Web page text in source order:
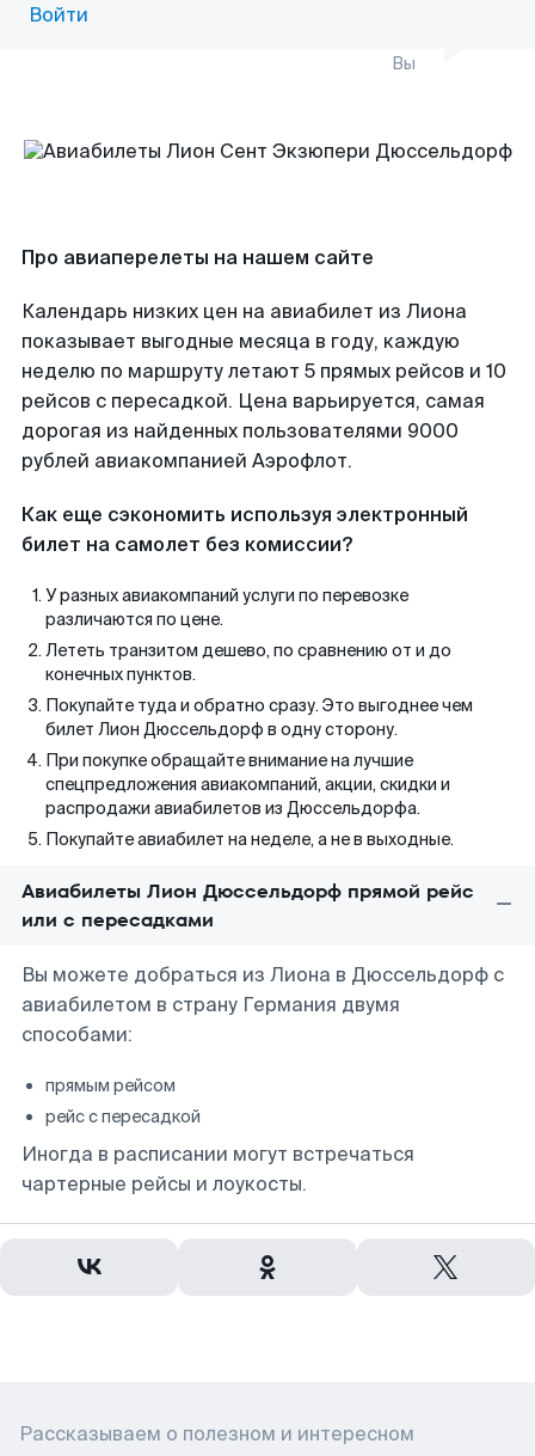
Войти
Вы
Про авиаперелеты на нашем сайте
Календарь низких цен на авиабилет из Лиона
показывает выгодные месяца в году, каждую
неделю по маршруту летают 5 прямых рейсов и 10
рейсов с пересадкой. Цена варьируется, самая
дорогая из найденных пользователями 9000
рублей авиакомпанией Аэрофлот.
Как еще сэкономить используя электронный
билет на самолет без комиссии?
У разных авиакомпаний услуги по перевозке
различаются по цене.
Лететь транзитом дешево, по сравнению от и до
конечных пунктов.
Покупайте туда и обратно сразу. Это выгоднее чем
билет Лион Дюссельдорф в одну сторону.
При покупке обращайте внимание на лучшие
спецпредложения авиакомпаний, акции, скидки и
распродажи авиабилетов из Дюссельдорфа.
Покупайте авиабилет на неделе, а не в выходные.
Авиабилеты Лион Дюссельдорф прямой рейс
или с пересадками
Вы можете добраться из Лиона в Дюссельдорф с
авиабилетом в страну Германия двумя
способами:
прямым рейсом
рейс с пересадкой
Иногда в расписании могут встречаться
чартерные рейсы и лоукосты.
Рассказываем о полезном и интересном